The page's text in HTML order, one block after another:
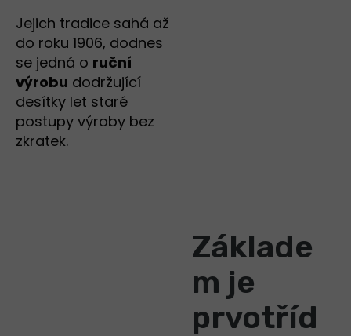
Jejich tradice sahá až
do roku 1906, dodnes
se jedná o ruční
výrobu dodržující
desítky let staré
postupy výroby bez
zkratek.
Základe
m je
prvotříd